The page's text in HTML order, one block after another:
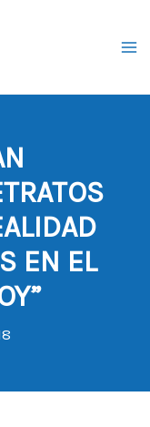
EN EL